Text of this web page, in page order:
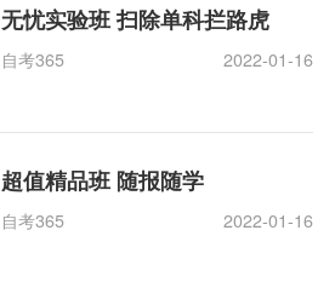
无忧实验班 扫除单科拦路虎
自考365 2022-01-16
超值精品班 随报随学
自考365 2022-01-16